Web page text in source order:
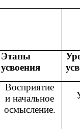
Этапы
усвоения
Восприятие
и начальное
осмысление.